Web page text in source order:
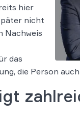
hier
nicht
Nachweis
das
die Person